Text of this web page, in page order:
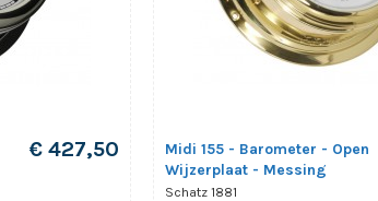
€ 427,50
Midi 155 - Barometer - Open
Wijzerplaat - Messing
Schatz 1881